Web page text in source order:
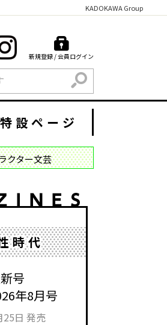
KADOKAWA Group
新規登録 / 会員ログイン
検索
特設ページ
クター文芸
時代
号
年8月号
25日 発売